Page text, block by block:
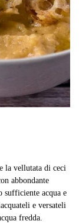
la vellutata di ceci
abbondante
sufficiente acqua e
e versateli
fredda.